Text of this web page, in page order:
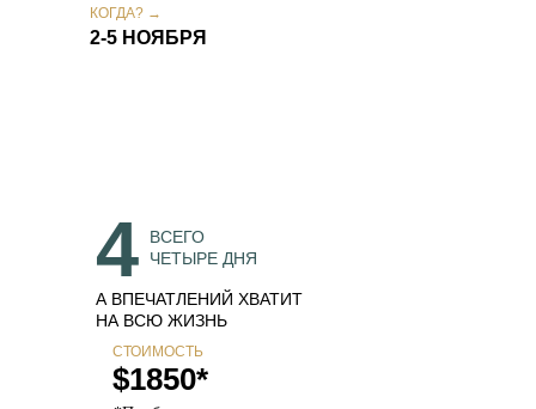
2-5 НОЯБРЯ
КОГДА? →
А ВПЕЧАТЛЕНИЙ ХВАТИТ
НА ВСЮ ЖИЗНЬ
4
ВСЕГО
ЧЕТЫРЕ ДНЯ
СТОИМОСТЬ
$1850*